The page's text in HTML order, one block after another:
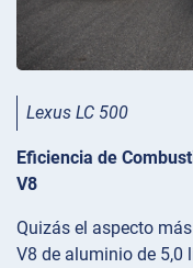
Lexus LC 500
Eficiencia de
V8
Quizás el aspecto
V8 de aluminio de 5,0